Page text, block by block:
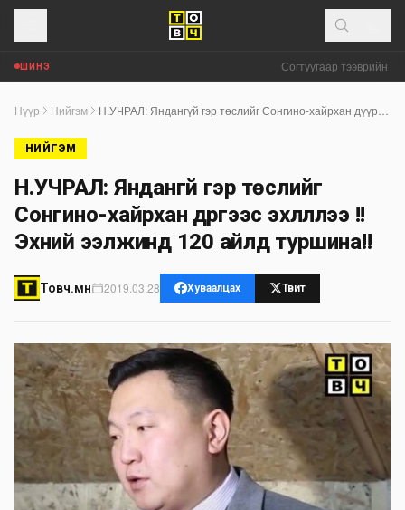
ШИНЭ Согтуугаар тээврийн
Нүүр Нийгэм
НИЙГЭМ
Н.УЧРАЛ: Яндангүй гэр төслийг
Сонгино-хайрхан дүүргээс эхлүүллээ !!
Эхний ээлжинд 120 айлд туршина!!
Товч.мн 2019.03.28 Хуваалцах Твит